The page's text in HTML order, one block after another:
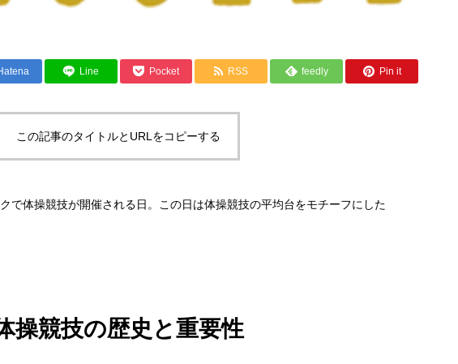
Line Pocket RSS feedly Pin it
この記事のタイトルとURLをコピーする
で体操競技が開催される日。この日は体操競技の平均台をモチーフにした
操競技の歴史と重要性